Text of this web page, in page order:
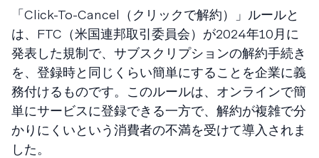
「Click-To-Cancel（クリックで解約）」ルールと
は、FTC（米国連邦取引委員会）が2024年10月に
発表した規制で、サブスクリプションの解約手続き
を、登録時と同じくらい簡単にすることを企業に義
務付けるものです。このルールは、オンラインで簡
単にサービスに登録できる一方で、解約が複雑で分
かりにくいという消費者の不満を受けて導入されま
した。